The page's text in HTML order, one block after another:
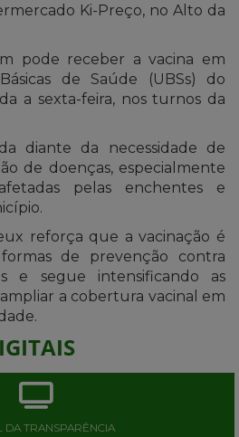
Ki-Preço, no Alto da
pode receber a vacina em
de Saúde (UBSs) do
a sexta-feira, nos turnos da
diante da necessidade de
de doenças, especialmente
pelas enchentes e
reforça que a vacinação é
de prevenção contra
e segue intensificando as
a cobertura vacinal em
DA TRANSPARÊNCIA